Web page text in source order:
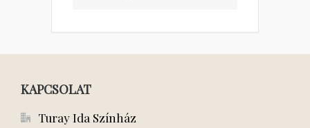
KAPCSOLAT
Turay Ida Színház